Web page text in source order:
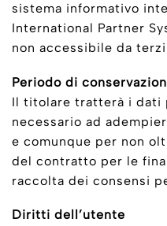
sistema informativo
International Partner
non accessibile da
Periodo di
Il titolare tratterà i dati
necessario ad
e comunque per non
del contratto per le
raccolta dei consensi
Diritti dell’utente